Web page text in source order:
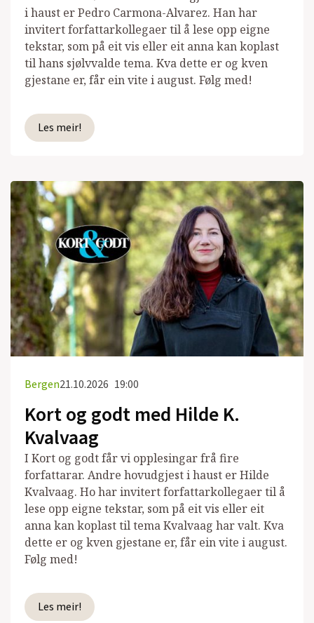
i haust er Pedro Carmona-Alvarez. Han har
invitert forfattarkollegaer til å lese opp eigne
tekstar, som på eit vis eller eit anna kan koplast
til hans sjølvvalde tema. Kva dette er og kven
gjestane er, får ein vite i august. Følg med!
Les meir!
Bergen21.10.2026 19:00
Kort og godt med Hilde K.
Kvalvaag
I Kort og godt får vi opplesingar frå fire
forfattarar. Andre hovudgjest i haust er Hilde
Kvalvaag. Ho har invitert forfattarkollegaer til å
lese opp eigne tekstar, som på eit vis eller eit
anna kan koplast til tema Kvalvaag har valt. Kva
dette er og kven gjestane er, får ein vite i august.
Følg med!
Les meir!